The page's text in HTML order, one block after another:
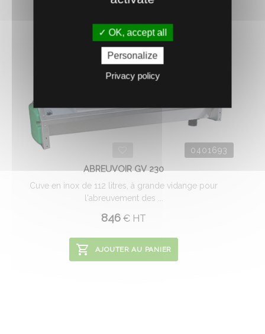
0401693
ABREUVOIR GV 230
Cuve en inox de 112 litres, à grande vidange pour
l'abreuvement des ...
846 € HT
AJOUTER AU PANIER
OK, accept all
Personalize
Privacy policy